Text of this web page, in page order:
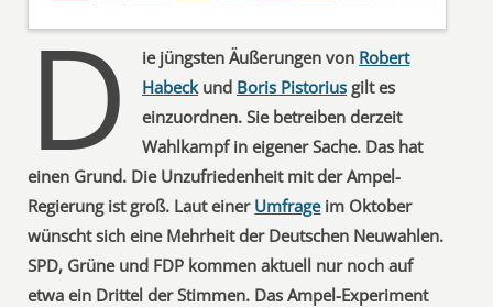
D ie jüngsten Äußerungen von Robert
Habeckund Boris Pistorius gilt es
einzuordnen. Sie betreiben derzeit
Wahlkampf in eigener Sache. Das hat
einen Grund. Die Unzufriedenheit mit der Ampel-
Regierung ist groß. Laut einer Umfrageim Oktober
wünscht sich eine Mehrheit der Deutschen Neuwahlen.
SPD, Grüne und FDP kommen aktuell nur noch auf
etwa ein Drittel der Stimmen. Das Ampel-Experiment